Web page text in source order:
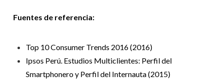
Fuentes de referencia:
Top 10 Consumer Trends 2016 (2016)
Ipsos Perú. Estudios Multiclientes: Perfil del
Smartphonero y Perfil del Internauta (2015)